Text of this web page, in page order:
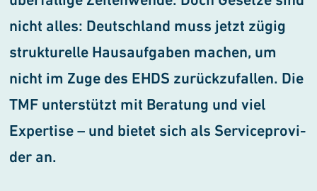
nicht alles: Deutschland muss jetzt zügig
strukturelle Hausaufgaben machen, um
nicht im Zuge des EHDS zurückzufallen. Die
TMF unter­stützt mit Beratung und viel
Expertise – und bietet sich als Serviceprovi­
der an.